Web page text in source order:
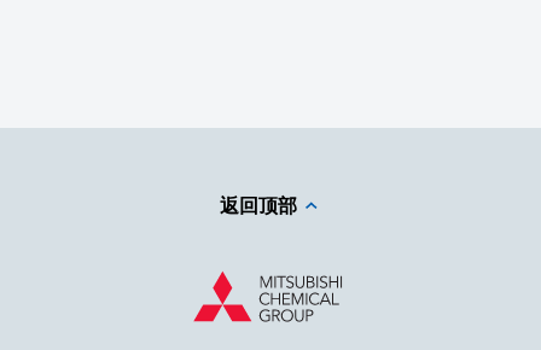
返回顶部